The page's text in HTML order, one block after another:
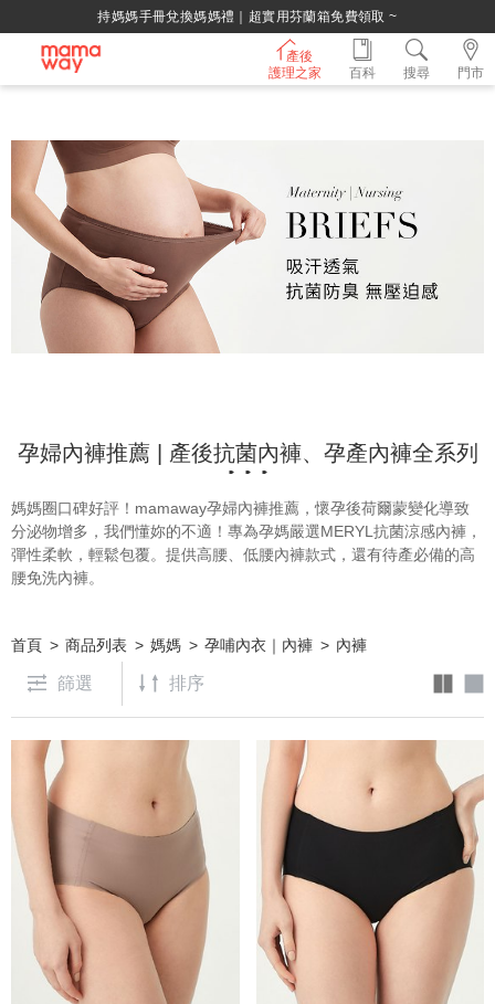
持媽媽手冊兌換媽媽禮｜超實用芬蘭箱免費領取 ~
產後
護理之家
門市
百科 搜尋
孕婦內褲推薦 | 產後抗菌內褲、孕產內褲全系列
媽媽圈口碑好評！mamaway孕婦內褲推薦，懷孕後荷爾蒙變化導致
分泌物增多，我們懂妳的不適！專為孕媽嚴選MERYL抗菌涼感內褲，
彈性柔軟，輕鬆包覆。提供高腰、低腰內褲款式，還有待產必備的高
腰免洗內褲。
首頁 商品列表 媽媽 孕哺內衣｜內褲 內褲
篩選